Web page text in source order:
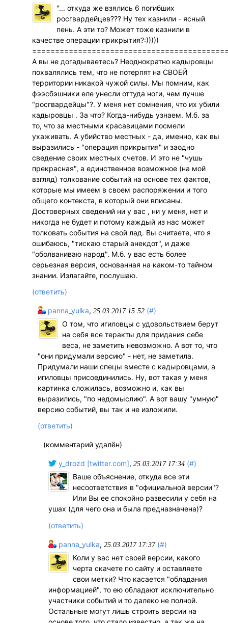
"... откуда же взялись 6 погибших
росгвардейцев??? Ну тех казнили - ясный
пень. А эти то? Может тоже казнили в
качестве операции прикрытия?:)))))
А вы не догадываетесь? Неоднократно кадыровцы
похвалялись тем, что не потерпят на СВОЕЙ
территории никакой чужой силы. Мы помним, как
фээсбэшники еле унесли оттуда ноги, чем лучше
"росгвардейцы"?. У меня нет сомнения, что их убили
кадыровцы . За что? Когда-нибудь узнаем. М.б. за
то, что за местными красавицами посмели
ухаживать. А убийство местных - да, именно, как вы
выразились - "операция прикрытия" и заодно
сведение своих местных счетов. И это не "чушь
прекрасная", а единственное возможное (на мой
взгляд) толкование событий на основе тех фактов,
которые мы имеем в своем распоряжении и того
общего контекста, в который они вписаны.
Достоверных сведений ни у вас , ни у меня, нет и
никогда не будет и потому каждый из нас может
толковать события на свой лад. Вы считаете, что я
ошибаюсь, "тискаю старый анекдот", и даже
"оболваниваю народ". М.б. у вас есть более
серьезная версия, основанная на каком-то тайном
знании. Излагайте, послушаю.
(ответить)
panna_yulka,25.03.2017 15:52 (#)
О том, что игиловцы с удовольствием берут
на себя все теракты для придания себе
веса, не заметить невозможно. А вот то, что
"они придумали версию" - нет, не заметила.
Придумали наши спецы вместе с кадыровцами, а
игиловцы присоединились. Ну, вот такая у меня
картинка сложилась, возможно и, как вы
выразились, "по недомыслию". А вот вашу "умную"
версию событий, вы так и не изложили.
(ответить)
(комментарий удалён)
y_drozd [twitter.com],25.03.2017 17:34 (#)
Ваше объяснение, откуда все эти
несоответствия в "официальной версии"?
Или Вы ее спокойно развесили у себя на
ушах (для чего она и была предназначена)?
(ответить)
panna_yulka,25.03.2017 17:37 (#)
Коли у вас нет своей версии, какого
черта скачете по сайту и оставляете
свои метки? Что касается "обладания
информацией", то ею обладают исключительно
участники событий и то далеко не полной.
Остальные могут лишь строить версии на